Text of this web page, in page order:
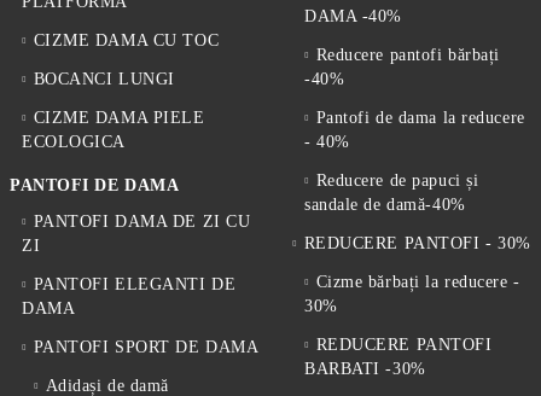
CIZME DAMA CU TOC
BOCANCI LUNGI
CIZME DAMA PIELE
ECOLOGICA
PANTOFI DE DAMA
PANTOFI DAMA DE ZI CU
ZI
PANTOFI ELEGANTI DE
DAMA
PANTOFI SPORT DE DAMA
Adidași de damă
DAMA -40%
Reducere pantofi bărbați
-40%
Pantofi de dama la reducere
- 40%
Reducere de papuci și
sandale de damă-40%
REDUCERE PANTOFI - 30%
Cizme bărbați la reducere -
30%
REDUCERE PANTOFI
BARBATI -30%